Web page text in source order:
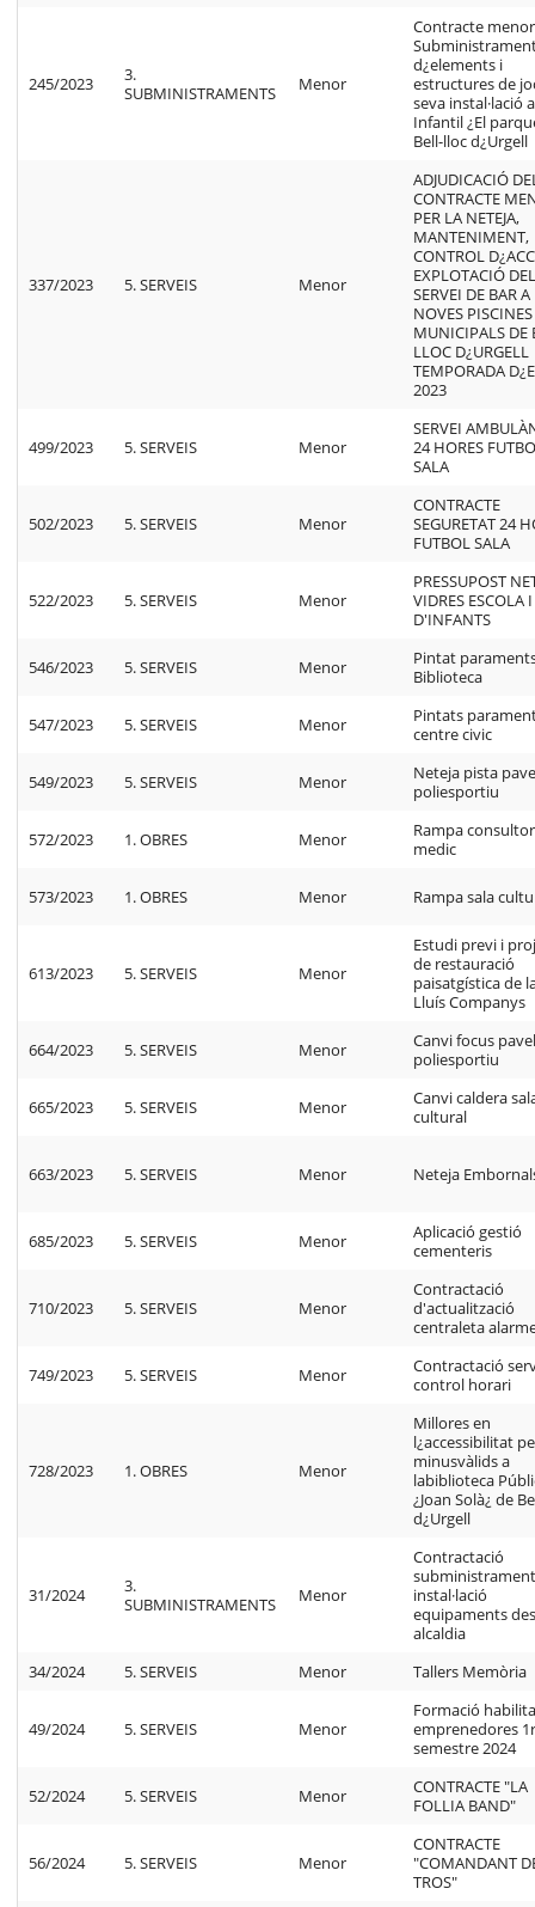
245/2023
3.
SUBMINISTRAMENTS
Menor
Contracte
d¿elements i
estructures de
seva instal·lació
Infantil ¿El
Bell-lloc d¿Urgell
337/2023 5. SERVEIS Menor
ADJUDICACIÓ
CONTRACTE
PER LA NETEJA,
MANTENIMENT,
CONTROL
EXPLOTACIÓ
SERVEI DE BAR A
NOVES PISCINES
MUNICIPALS DE
LLOC D¿URGELL
TEMPORADA
2023
499/2023 5. SERVEIS Menor
SERVEI
24 HORES
SALA
502/2023 5. SERVEIS Menor
CONTRACTE
SEGURETAT 24
FUTBOL SALA
522/2023 5. SERVEIS Menor
PRESSUPOST
VIDRES ESCOLA
D'INFANTS
546/2023 5. SERVEIS Menor
Pintat
Biblioteca
547/2023 5. SERVEIS Menor
Pintats
centre civic
549/2023 5. SERVEIS Menor
Neteja pista
poliesportiu
572/2023 1. OBRES Menor
Rampa
medic
573/2023 1. OBRES Menor Rampa sala
613/2023 5. SERVEIS Menor
Estudi previ i
de restauració
paisatgística de
Lluís Companys
664/2023 5. SERVEIS Menor
Canvi focus
poliesportiu
665/2023 5. SERVEIS Menor
Canvi caldera
cultural
663/2023 5. SERVEIS Menor Neteja
685/2023 5. SERVEIS Menor
Aplicació gestió
cementeris
710/2023 5. SERVEIS Menor
Contractació
d'actualització
centraleta
749/2023 5. SERVEIS Menor
Contractació
control horari
728/2023 1. OBRES Menor
Millores en
l¿accessibilitat
minusvàlids a
labiblioteca
¿Joan Solà¿ de
d¿Urgell
31/2024
3.
SUBMINISTRAMENTS
Menor
Contractació
instal·lació
equipaments
alcaldia
34/2024
5. SERVEIS Menor Tallers Memòria
49/2024 5. SERVEIS Menor
Formació
emprenedores
semestre 2024
52/2024 5. SERVEIS Menor
CONTRACTE "LA
FOLLIA BAND"
56/2024 5. SERVEIS Menor
CONTRACTE
"COMANDANT
TROS"